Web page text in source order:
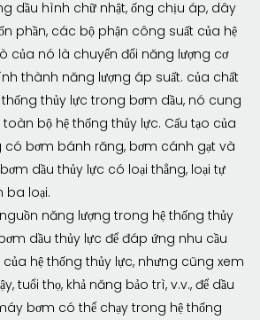
dầu hình chữ nhật, ống chịu áp, dây
phần, các bộ phận công suất của hệ
của nó là chuyển đổi năng lượng cơ
thành năng lượng áp suất. của chất
thủy lực trong bơm dầu, nó cung
bộ hệ thống thủy lực. Cấu tạo của
có bơm bánh răng, bơm cánh gạt và
dầu thủy lực có loại thẳng, loại tự
ba loại.
năng lượng trong hệ thống thủy
dầu thủy lực để đáp ứng nhu cầu
hệ thống thủy lực, nhưng cũng xem
tuổi thọ, khả năng bảo trì, v.v., để dầu
bơm có thể chạy trong hệ thống